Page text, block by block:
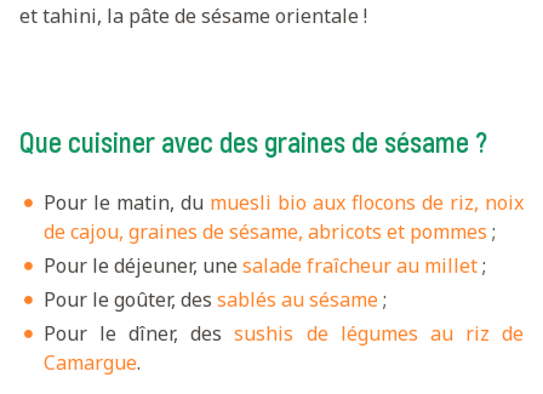
et tahini, la pâte de sésame orientale !
Que cuisiner avec des graines de sésame ?
Pour le matin, du muesli bio aux flocons de riz, noix
de cajou, graines de sésame, abricots et pommes ;
Pour le déjeuner, une salade fraîcheur au millet;
Pour le goûter, des sablés au sésame;
Pour le dîner, dessushis de légumes au riz de
Camargue.